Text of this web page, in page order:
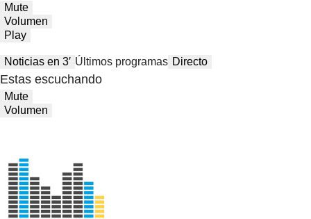
Mute
Volumen
Play
Noticias en 3′ Últimos programas Directo
Estas escuchando
Mute
Volumen